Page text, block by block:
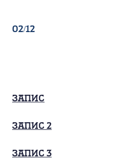
02/12
Запис
запис 2
запис 3